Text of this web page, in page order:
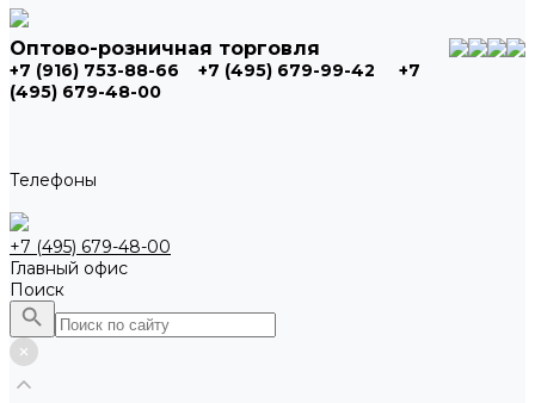
Оптово-розничная торговля
+7 (916) 753-88-66 +7 (495) 679-99-42
+7
(495) 679-48-00
Телефоны
+7 (495) 679-48-00
Главный офис
Поиск